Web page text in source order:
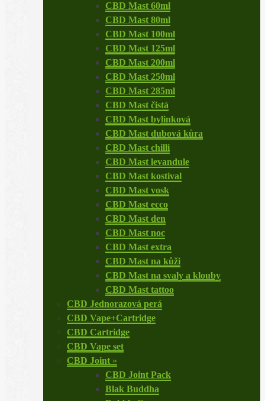
CBD Mast 60ml
CBD Mast 80ml
CBD Mast 100ml
CBD Mast 125ml
CBD Mast 200ml
CBD Mast 250ml
CBD Mast 285ml
CBD Mast čistá
CBD Mast bylinková
CBD Mast dubová kůra
CBD Mast chilli
CBD Mast levandule
CBD Mast kostival
CBD Mast vosk
CBD Mast ecco
CBD Mast den
CBD Mast noc
CBD Mast extra
CBD Mast na kůži
CBD Mast na svaly a klouby
CBD Mast tattoo
CBD Jednorazová perá
CBD Vape+Cartridge
CBD Cartridge
CBD Vape set
CBD Joint »
CBD Joint Pack
Blak Buddha